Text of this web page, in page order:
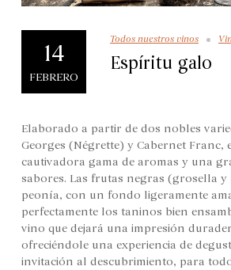
14
FEBRERO
Todos nuestros vinos
Espíritu galo
Elaborado a partir de dos nobles
Georges (Négrette) y Cabernet Franc,
cautivadora gama de aromas y una
sabores. Las frutas negras (grosella
peonía, con un fondo ligeramente
perfectamente los taninos bien
vino que dejará una impresión
ofreciéndole una experiencia de
invitación al descubrimiento, para